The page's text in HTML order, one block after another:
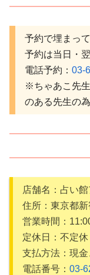
予約で埋まっ
予約は当日・
電話予約： 03-
※ちゃあこ先
のある先生の
店舗名：占い
住所：東京都
営業時間：
定休日：不定休
支払方法：現
電話番号： 03-